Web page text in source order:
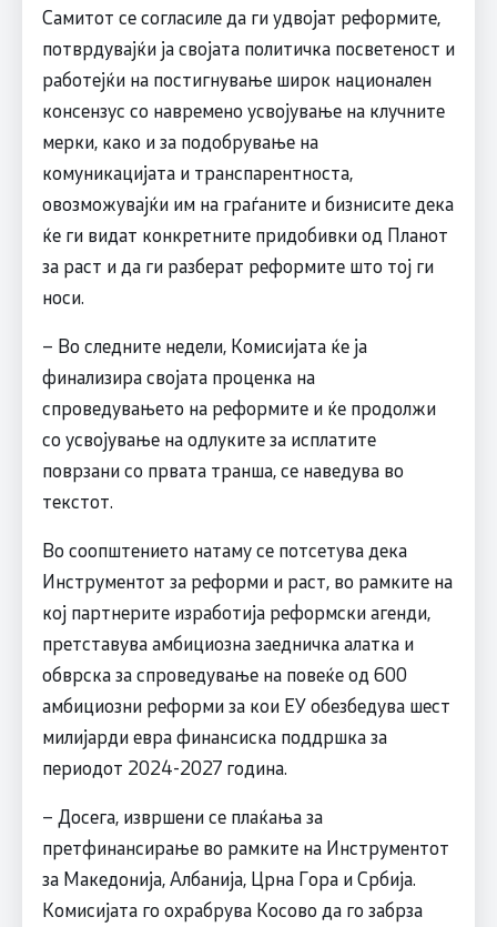
Самитот се согласиле да ги удвојат реформите,
потврдувајќи ја својата политичка посветеност и
работејќи на постигнување широк национален
консензус со навремено усвојување на клучните
мерки, како и за подобрување на
комуникацијата и транспарентноста,
овозможувајќи им на граѓаните и бизнисите дека
ќе ги видат конкретните придобивки од Планот
за раст и да ги разберат реформите што тој ги
носи.
– Во следните недели, Комисијата ќе ја
финализира својата проценка на
спроведувањето на реформите и ќе продолжи
со усвојување на одлуките за исплатите
поврзани со првата транша, се наведува во
текстот.
Во соопштението натаму се потсетува дека
Инструментот за реформи и раст, во рамките на
кој партнерите изработија реформски агенди,
претставува амбициозна заедничка алатка и
обврска за спроведување на повеќе од 600
амбициозни реформи за кои ЕУ обезбедува шест
милијарди евра финансиска поддршка за
периодот 2024-2027 година.
– Досега, извршени се плаќања за
претфинансирање во рамките на Инструментот
за Македонија, Албанија, Црна Гора и Србија.
Комисијата го охрабрува Косово да го забрза